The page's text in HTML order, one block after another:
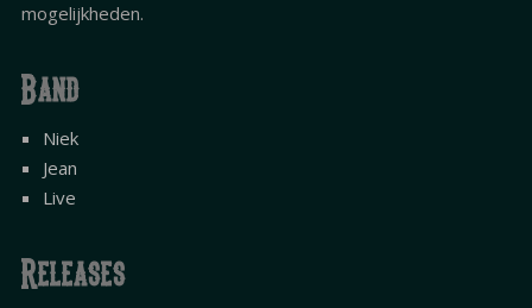
mogelijkheden.
Band
Niek
Jean
Live
Releases